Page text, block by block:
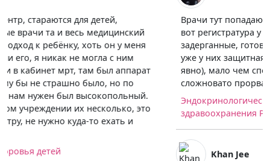
Врачи тут попадаются от бога, просто прекрасные. А
вот регистратура у них ужасная - девицы там нервные,
задерганные, готовые чуть что обругать (видимо, это
уже у них защитная реакция такая, затюкали их там
явно), мало чем способные помочь. Через них
сложновато прорваться к докторам...
Эндокринологический научный центр Министерства
здравоохранения Российской Федерации
Khan Jee 15.05.2017